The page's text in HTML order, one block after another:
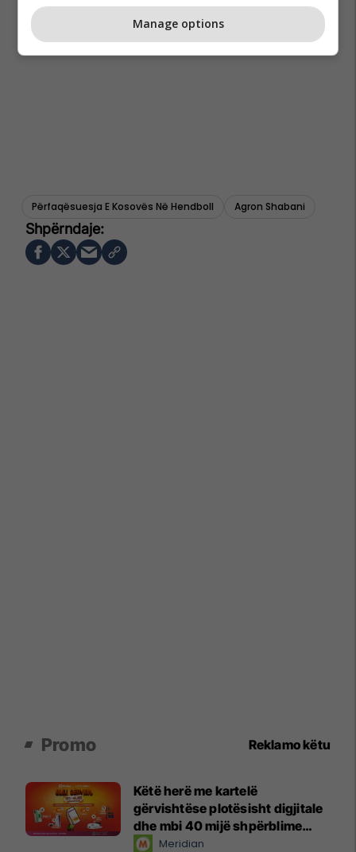
Përfaqësuesja E Kosovës Në Hendboll Agron Shabani
Promo Reklamo këtu
Këtë herë me kartelë
gërvishtëse plotësisht digjitale
dhe mbi 40 mijë shpërblime
instant!Meridian
Manage options